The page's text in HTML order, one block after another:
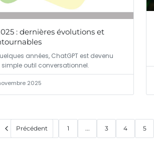
: dernières évolutions et
années, ChatGPT est devenu
simple outil conversationnel.
2025
Précédent 1 ... 3 4 5